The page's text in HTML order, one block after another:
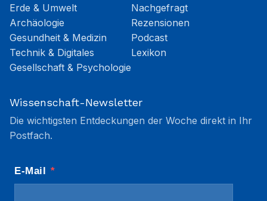
Erde & Umwelt
Archäologie
Gesundheit & Medizin
Technik & Digitales
Gesellschaft & Psychologie
Nachgefragt
Rezensionen
Podcast
Lexikon
Wissenschaft-Newsletter
Die wichtigsten Entdeckungen der Woche direkt in Ihr
Postfach.